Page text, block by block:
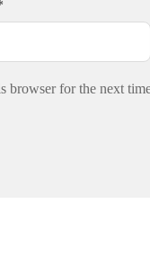
browser for the next